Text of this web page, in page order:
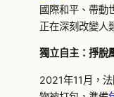
國際和平、帶動
正在深刻改變人
獨立自主：掙脫
2021年11月，